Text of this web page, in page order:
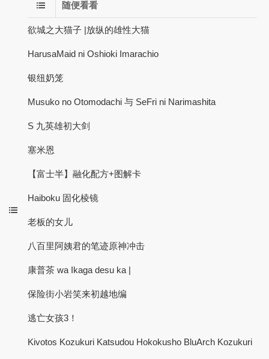
随便看看
欲城之大猫子 |放纵的雄性大猫
HarusaMaid ni Oshioki Imarachio
银纽奶笼
Musuko no Otomodachi 与 SeFri ni Narimashita
S 九英雄初大剑
塞米恩
【富士半】融化配方+图解卡
Haiboku 固化棱镜
老板的女儿
八百里阿姨君的笔迹原神冲击
康普茶 wa Ikaga desu ka |
保险街小岩笑来初越地编
逃亡女孩3！
Kivotos Kozukuri Katsudou Hokokusho BluArch Kozukuri